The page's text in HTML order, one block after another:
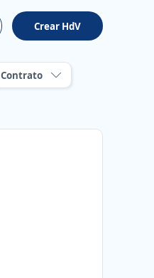
Crear HdV
Contrato